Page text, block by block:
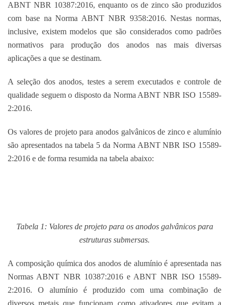
ABNT NBR 10387:2016, enquanto os de zinco são produzidos
com base na Norma ABNT NBR 9358:2016. Nestas normas,
inclusive, existem modelos que são considerados como padrões
normativos para produção dos anodos nas mais diversas
aplicações a que se destinam.
A seleção dos anodos, testes a serem executados e controle de
qualidade seguem o disposto da Norma ABNT NBR ISO 15589-
2:2016.
Os valores de projeto para anodos galvânicos de zinco e alumínio
são apresentados na tabela 5 da Norma ABNT NBR ISO 15589-
2:2016 e de forma resumida na tabela abaixo:
Tabela 1: Valores de projeto para os anodos galvânicos para
estruturas submersas.
A composição química dos anodos de alumínio é apresentada nas
Normas ABNT NBR 10387:2016 e ABNT NBR ISO 15589-
2:2016. O alumínio é produzido com uma combinação de